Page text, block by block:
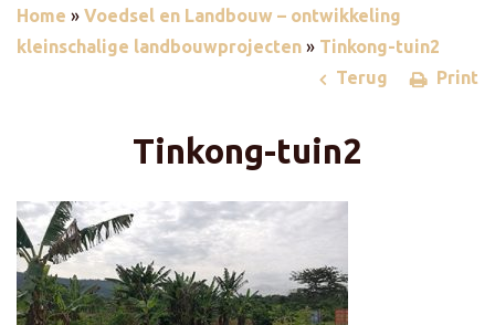
Home » Voedsel en Landbouw – ontwikkeling
kleinschalige landbouwprojecten » Tinkong-tuin2
Print
Terug
Tinkong-tuin2